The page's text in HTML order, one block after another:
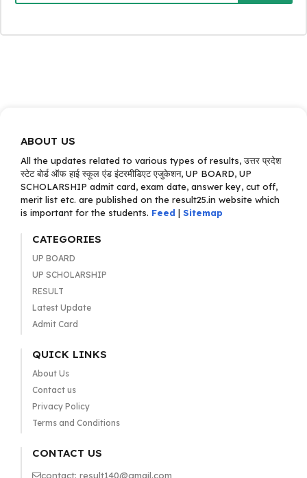
ABOUT US
All the updates related to various types of results, उत्तर प्रदेश
स्टेट बोर्ड ऑफ हाई स्कूल एंड इंटरमीडिएट एजुकेशन, UP BOARD, UP
SCHOLARSHIP admit card, exam date, answer key, cut off,
merit list etc. are published on the result25.in website which
is important for the students. Feed | Sitemap
CATEGORIES
UP BOARD
UP SCHOLARSHIP
RESULT
Latest Update
Admit Card
QUICK LINKS
About Us
Contact us
Privacy Policy
Terms and Conditions
CONTACT US
contact: result140@gmail.com